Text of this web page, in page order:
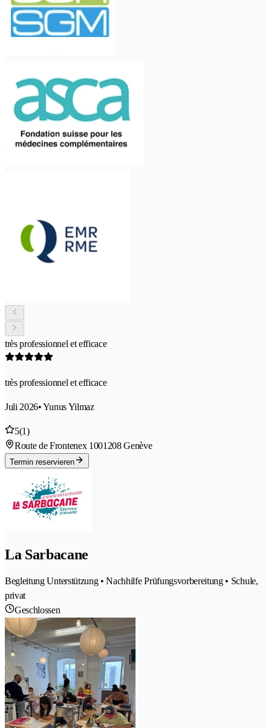
très professionnel et efficace
très professionnel et efficace
Juli 2026• Yunus Yilmaz
5(1)
Route de Frontenex 1001208 Genève
Termin reservieren
La Sarbacane
Begleitung Unterstützung • Nachhilfe Prüfungsvorbereitung • Schule,
privat
Geschlossen